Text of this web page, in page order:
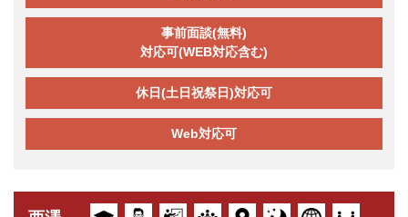
事前面談(無料)
対応可(WEB対応含む)
休日(土日祝祭日)対応可
Web対応可